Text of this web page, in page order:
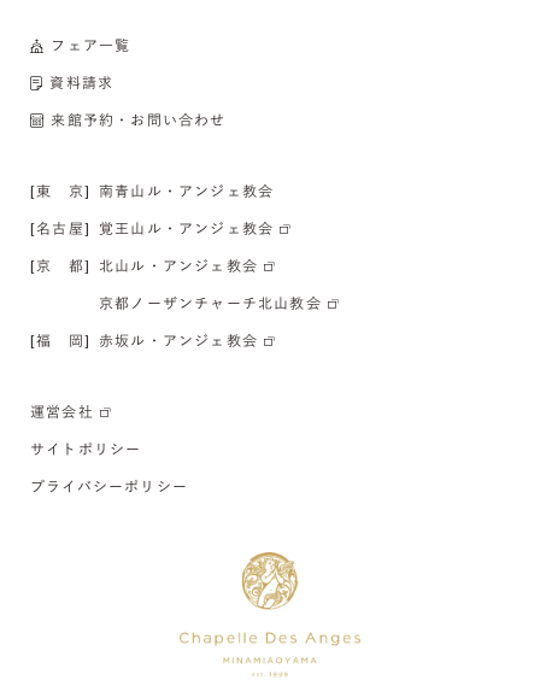
フェア一覧
資料請求
来館予約・お問い合わせ
[東 京] 南青山ル・アンジェ教会
[名古屋] 覚王山ル・アンジェ教会
[京 都] 北山ル・アンジェ教会
京都ノーザンチャーチ北山教会
[福 岡] 赤坂ル・アンジェ教会
運営会社
サイトポリシー
プライバシーポリシー